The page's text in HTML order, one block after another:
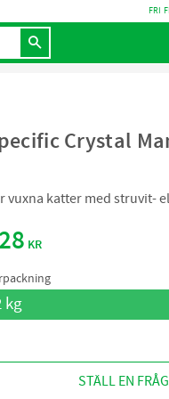
FRI
Crystal
vuxna katter med struvit-
KR
STÄLL EN